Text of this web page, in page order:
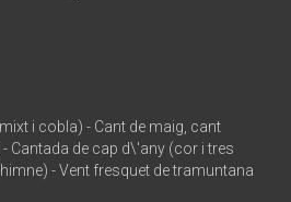
i cobla) - Cant de maig, cant
Cantada de cap d\'any (cor i tres
- Vent fresquet de tramuntana